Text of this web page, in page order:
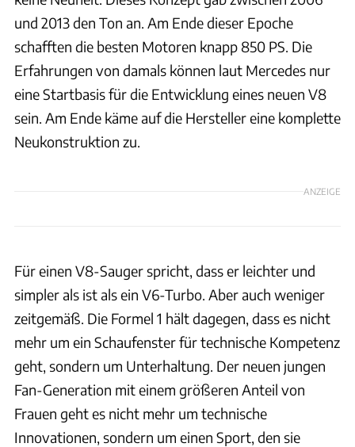
und 2013 den Ton an. Am Ende dieser Epoche
schafften die besten Motoren knapp 850 PS. Die
Erfahrungen von damals können laut Mercedes nur
eine Startbasis für die Entwicklung eines neuen V8
sein. Am Ende käme auf die Hersteller eine komplette
Neukonstruktion zu.
ANZEIGE
Für einen V8-Sauger spricht, dass er leichter und
simpler als ist als ein V6-Turbo. Aber auch weniger
zeitgemäß. Die Formel 1 hält dagegen, dass es nicht
mehr um ein Schaufenster für technische Kompetenz
geht, sondern um Unterhaltung. Der neuen jungen
Fan-Generation mit einem größeren Anteil von
Frauen geht es nicht mehr um technische
Innovationen, sondern um einen Sport, den sie